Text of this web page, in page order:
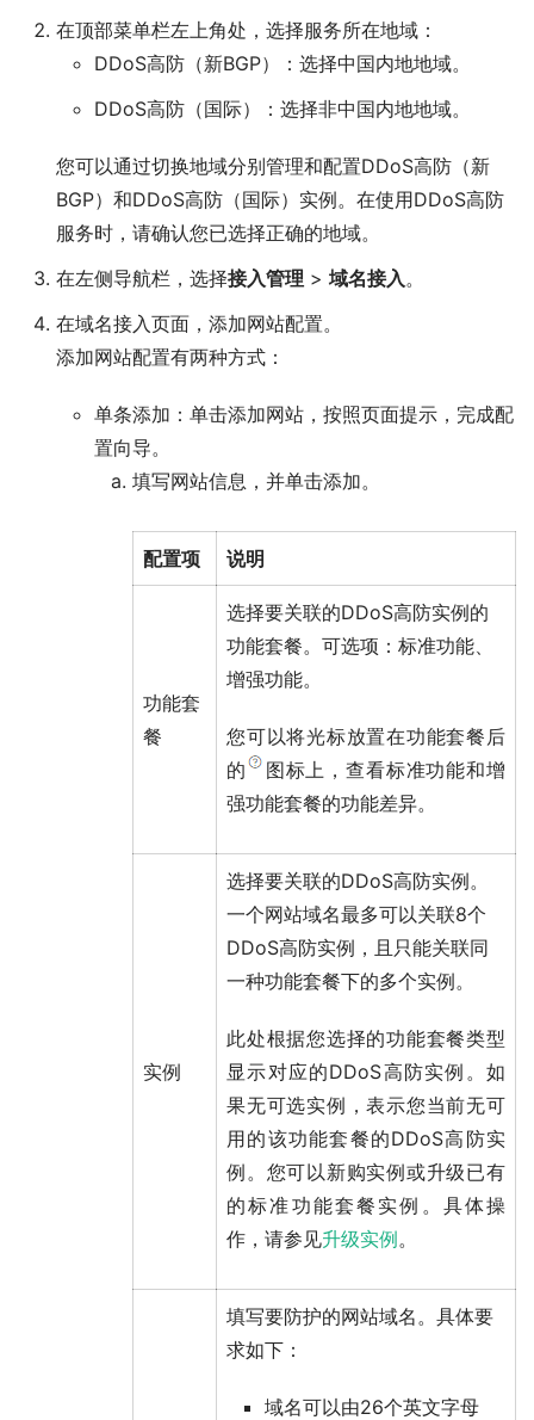
在顶部菜单栏左上角处，选择服务所在地域：
DDoS高防（新BGP）
：选择中国内地地域。
DDoS高防（国际）
：选择非中国内地地域。
您可以通过切换地域分别管理和配置DDoS高防（新
BGP）和DDoS高防（国际）实例。在使用DDoS高防
服务时，请确认您已选择正确的地域。
在左侧导航栏，选择接入管理 > 域名接入 。
在域名接入页面，添加网站配置。
添加网站配置有两种方式：
单条添加：单击添加网站 ，按照页面提示，完成配
置向导。
填写网站信息 ，并单击添加。
配置项 说明
功能套
餐
选择要关联的DDoS高防实例的
功能套餐。可选项： 标准功能
增强功能。
您可以将光标放置在功能套餐 后
的
图标上，查看标准功能和增
强功能套餐的功能差异。
实例
选择要关联的DDoS高防实例。
一个网站域名最多可以关联8个
DDoS高防实例，且只能关联同
一种功能套餐下的多个实例。
此处根据您选择的功能套餐类型
显示对应的DDoS高防实例。如
果无可选实例，表示您当前无可
用的该功能套餐的DDoS高防实
例。您可以新购实例或升级已有
的标准功能套餐实例。具体操
作，请参见升级实例。
填写要防护的网站域名。具体要
求如下：
域名可以由26个英文字母